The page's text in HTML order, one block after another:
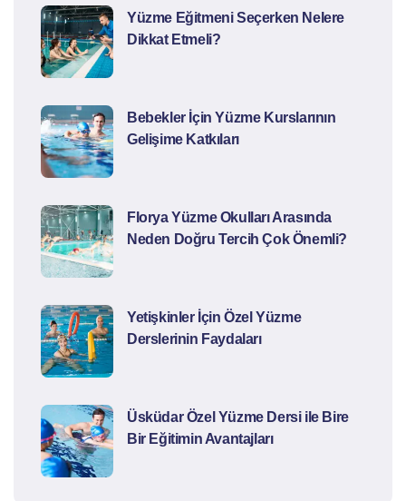
Yüzme Eğitmeni Seçerken Nelere
Dikkat Etmeli?
Bebekler İçin Yüzme Kurslarının
Gelişime Katkıları
Florya Yüzme Okulları Arasında
Neden Doğru Tercih Çok Önemli?
Yetişkinler İçin Özel Yüzme
Derslerinin Faydaları
Üsküdar Özel Yüzme Dersi ile Bire
Bir Eğitimin Avantajları